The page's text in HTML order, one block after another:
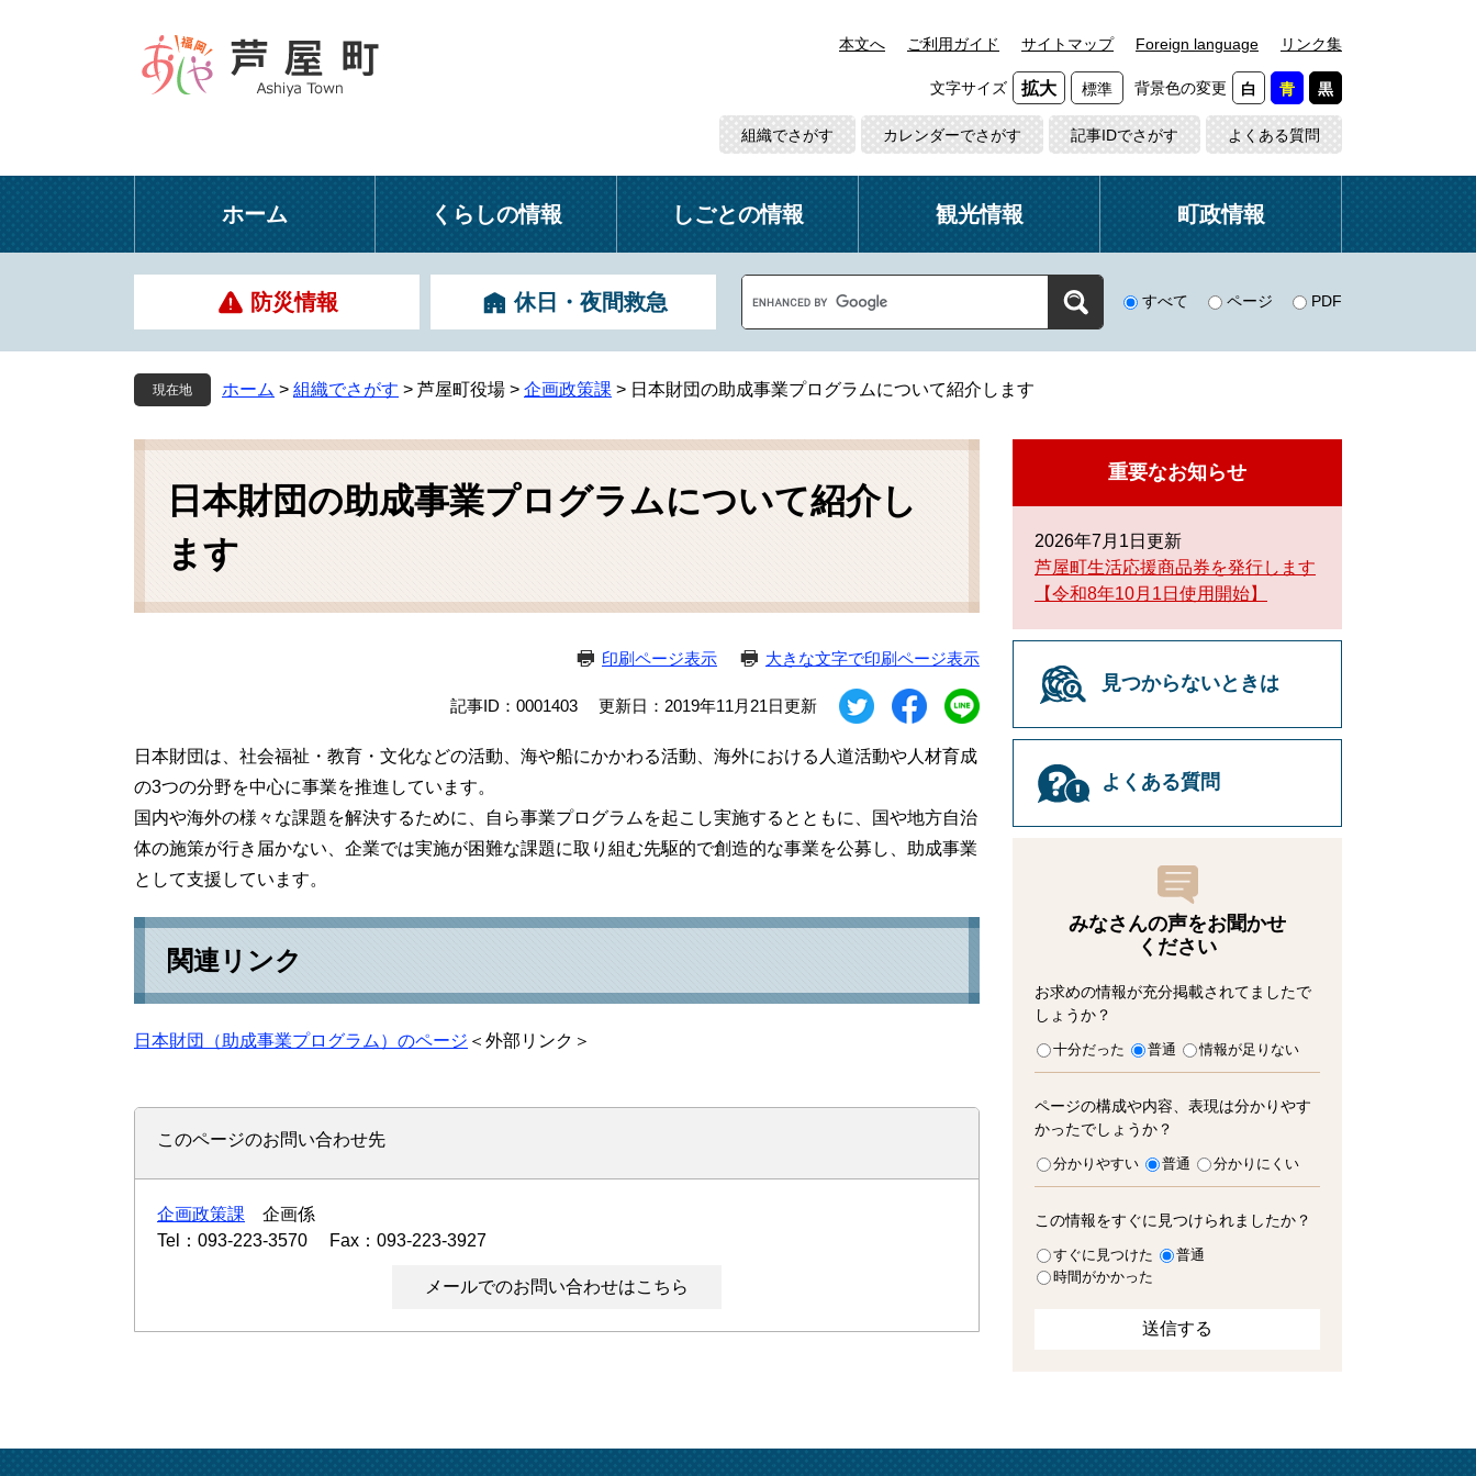
本
本文へ ご利用ガイド サイトマップ Foreign language リンク集
文字サイズ 拡大 標準 背景色の変更 白 青 黒
組織でさがす カレンダーでさがす 記事IDでさがす よくある質問
ホーム くらしの情報 しごとの情報 観光情報 町政情報
防災情報 休日・夜間救急
o
g
e
ス
ム
検
すべて ページ PDF
現在地 ホーム > 組織でさがす > 芦屋町役場 > 企画政策課 > 日本財団の助成事業プログラムについて紹介します
本
日本財団の助成事業プログラムについて紹介し
ます
印刷ページ表示 大きな文字で印刷ページ表示
記事ID：0001403 更新日：2019年11月21日更新
日本財団は、社会福祉・教育・文化などの活動、海や船にかかわる活動、海外における人道活動や人材育成
の3つの分野を中心に事業を推進しています。
国内や海外の様々な課題を解決するために、自ら事業プログラムを起こし実施するとともに、国や地方自治
体の施策が行き届かない、企業では実施が困難な課題に取り組む先駆的で創造的な事業を公募し、助成事業
として支援しています。
関連リンク
日本財団（助成事業プログラム）のページ ＜外部リンク＞
このページのお問い合わせ先
企画政策課
企画係
Tel：093-223-3570
Fax：093-223-3927
メールでのお問い合わせはこちら
重要なお知らせ
2026年7月1日更新
芦屋町生活応援商品券を発行します
【令和8年10月1日使用開始】
見つからないときは
よくある質問
みなさんの声をお聞かせ
ください
お求めの情報が充分掲載されてましたで
しょうか？
十分だった 普通 情報が足りない
ページの構成や内容、表現は分かりやす
かったでしょうか？
分かりやすい 普通 分かりにくい
この情報をすぐに見つけられましたか？
すぐに見つけた
普通
時間がかかった